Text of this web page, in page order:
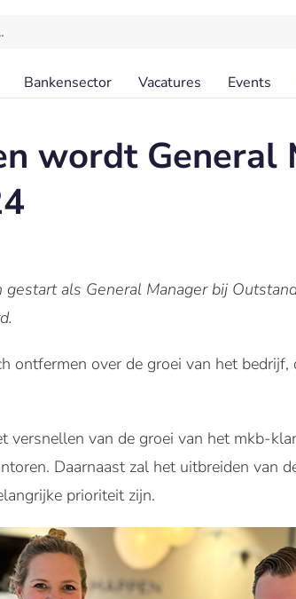
Bankensector Vacatures Events
wordt General
gestart als General Manager bij
ontfermen over de groei van het
versnellen van de groei van het mkb-
Daarnaast zal het uitbreiden van
prioriteit zijn.